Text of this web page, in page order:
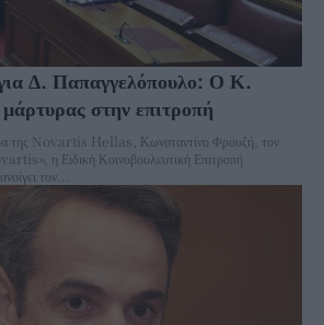
Δ. Παπαγγελόπουλο: Ο Κ.
στην επιτροπή
της Novartis Hellas, Κωνσταντίνο Φρουζή, τον
η Ειδική Κοινοβουλευτική Επιτροπή
τον...